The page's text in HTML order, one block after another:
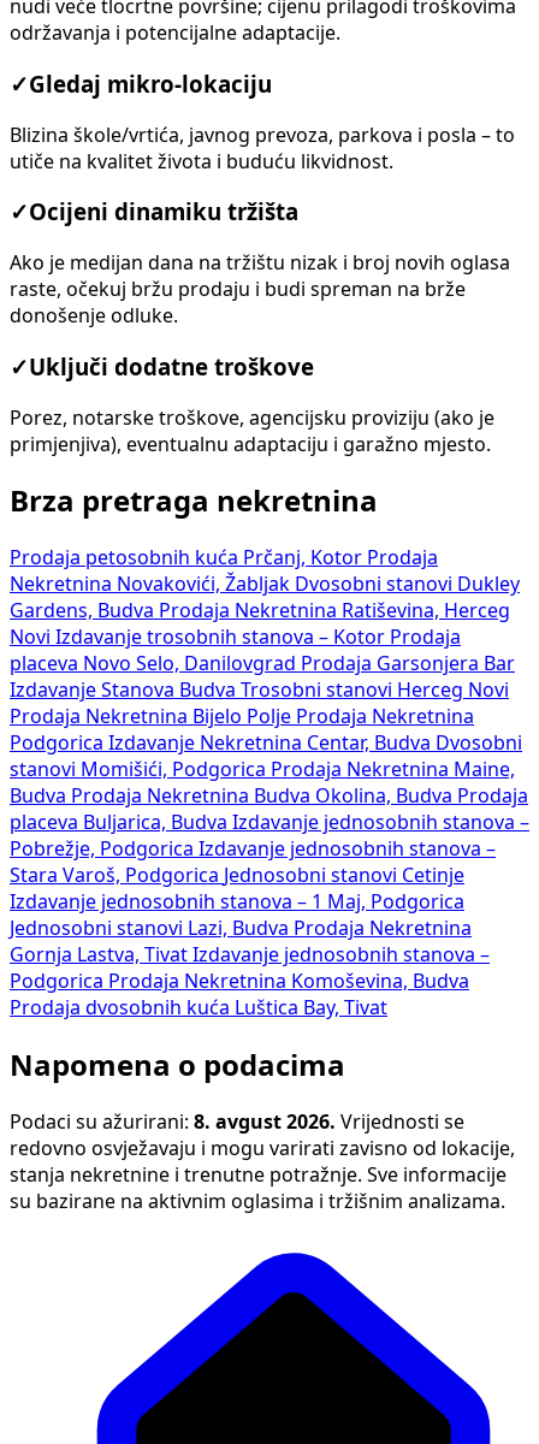
nudi veće tlocrtne površine; cijenu prilagodi troškovima
održavanja i potencijalne adaptacije.
✓Gledaj mikro-lokaciju
Blizina škole/vrtića, javnog prevoza, parkova i posla – to
utiče na kvalitet života i buduću likvidnost.
✓Ocijeni dinamiku tržišta
Ako je medijan dana na tržištu nizak i broj novih oglasa
raste, očekuj bržu prodaju i budi spreman na brže
donošenje odluke.
✓Uključi dodatne troškove
Porez, notarske troškove, agencijsku proviziju (ako je
primjenjiva), eventualnu adaptaciju i garažno mjesto.
Brza pretraga nekretnina
Prodaja petosobnih kuća Prčanj, Kotor Prodaja
Nekretnina Novakovići, Žabljak Dvosobni stanovi Dukley
Gardens, Budva Prodaja Nekretnina Ratiševina, Herceg
Novi Izdavanje trosobnih stanova – Kotor Prodaja
placeva Novo Selo, Danilovgrad Prodaja Garsonjera Bar
Izdavanje Stanova Budva Trosobni stanovi Herceg Novi
Prodaja Nekretnina Bijelo Polje Prodaja Nekretnina
Podgorica Izdavanje Nekretnina Centar, Budva Dvosobni
stanovi Momišići, Podgorica Prodaja Nekretnina Maine,
Budva Prodaja Nekretnina Budva Okolina, Budva Prodaja
placeva Buljarica, Budva Izdavanje jednosobnih stanova –
Pobrežje, Podgorica Izdavanje jednosobnih stanova –
Stara Varoš, Podgorica Jednosobni stanovi Cetinje
Izdavanje jednosobnih stanova – 1 Maj, Podgorica
Jednosobni stanovi Lazi, Budva Prodaja Nekretnina
Gornja Lastva, Tivat Izdavanje jednosobnih stanova –
Podgorica Prodaja Nekretnina Komoševina, Budva
Prodaja dvosobnih kuća Luštica Bay, Tivat
Napomena o podacima
Podaci su ažurirani: 8. avgust 2026. Vrijednosti se
redovno osvježavaju i mogu varirati zavisno od lokacije,
stanja nekretnine i trenutne potražnje. Sve informacije
su bazirane na aktivnim oglasima i tržišnim analizama.